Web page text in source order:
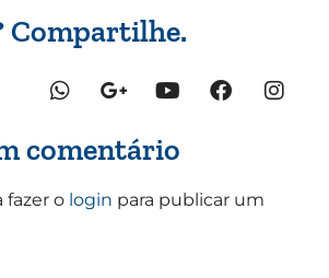
Compartilhe.
comentário
fazer o login para publicar um